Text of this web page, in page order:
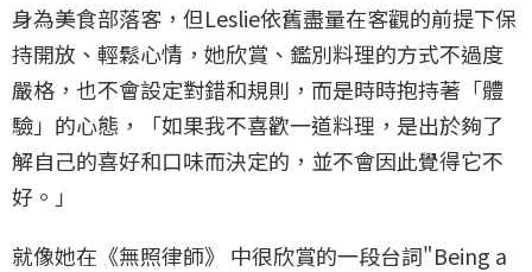
身為美食部落客，但Leslie依舊盡量在客觀的前提下保
持開放、輕鬆心情，她欣賞、鑑別料理的方式不過度
嚴格，也不會設定對錯和規則，而是時時抱持著「體
驗」的心態，「如果我不喜歡一道料理，是出於夠了
解自己的喜好和口味而決定的，並不會因此覺得它不
好。」
就像她在《無照律師》 中很欣賞的一段台詞"Being a